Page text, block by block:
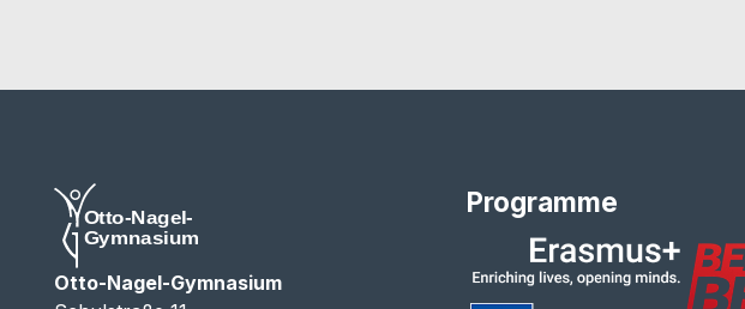
Otto-Nagel-Gymnasium
Programme